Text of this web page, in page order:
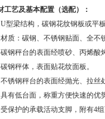
工艺及基本配置（选配）：
U型梁结构，碳钢花纹钢板或平
质：碳钢、不锈钢贴面、全不
钢秤台的表面经喷砂、丙烯酸
钢秤体，表面贴花纹面板。
锈钢秤台的表面经抛光、拉丝
有低台面，称重方便快速的优
保护的承载活动支脚，附有4